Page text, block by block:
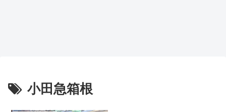
小田急箱根